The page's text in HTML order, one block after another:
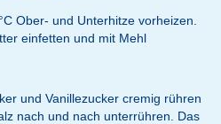
Ober- und Unterhitze vorheizen.
einfetten und mit Mehl
und Vanillezucker cremig rühren
nach und nach unterrühren. Das